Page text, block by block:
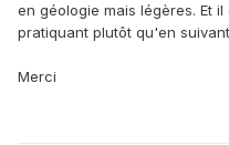
en géologie mais légères. Et
pratiquant plutôt qu'en
Merci